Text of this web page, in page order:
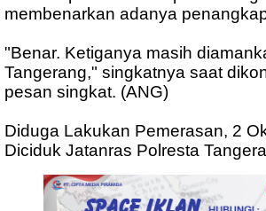
membenarkan adanya
"Benar. Ketiganya masih
Tangerang," singkatnya saat
pesan singkat. (ANG)
Diduga Lakukan Pemerasan, 2
Diciduk Jatanras Polresta